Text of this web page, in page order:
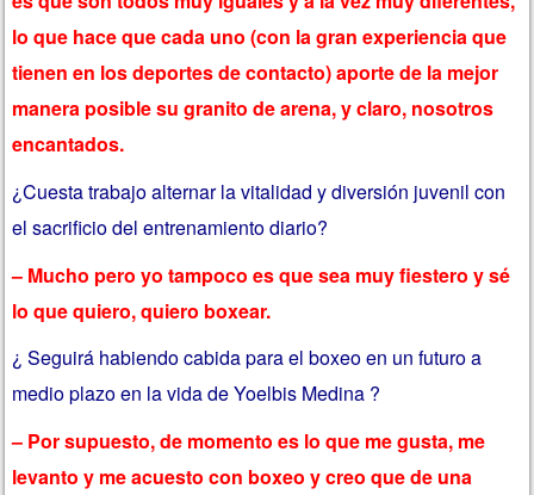
lo que hace que cada uno (con la gran experiencia que
tienen en los deportes de contacto) aporte de la mejor
manera posible su granito de arena, y claro, nosotros
encantados.
¿Cuesta trabajo alternar la vitalidad y diversión juvenil con
el sacrificio del entrenamiento diario?
– Mucho pero yo tampoco es que sea muy fiestero y sé
lo que quiero, quiero boxear.
¿ Seguirá habiendo cabida para el boxeo en un futuro a
medio plazo en la vida de Yoelbis Medina ?
– Por supuesto, de momento es lo que me gusta, me
levanto y me acuesto con boxeo y creo que de una